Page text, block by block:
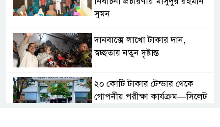
সুমন
দানবাক্সে লাখো টাকার দান,
স্বচ্ছতায় নতুন দৃষ্টান্ত
২০ কোটি টাকার টেন্ডার থেকে
গোপনীয় পরীক্ষা কার্যক্রম—সিলেট